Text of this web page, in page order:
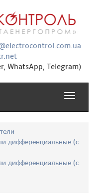
WhatsApp, Telegram)
Toggle
дифференциальные (с
дифференциальные (с